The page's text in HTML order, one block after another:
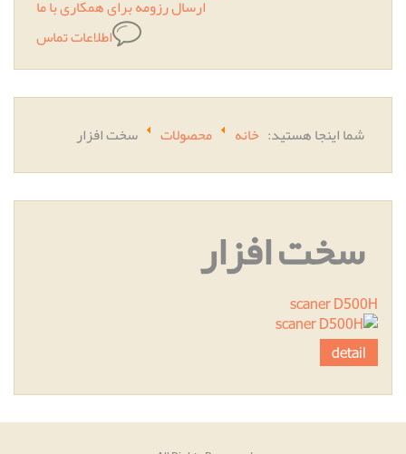
ارسال رزومه برای همکاری با ما
اطلاعات تماس
شما اینجا هستید: خانه محصولات سخت افزار
سخت افزار
scaner D500H
detail